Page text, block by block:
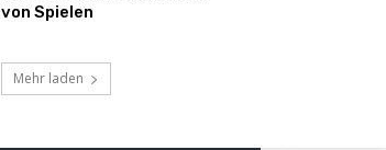
von Spielen
Mehr laden